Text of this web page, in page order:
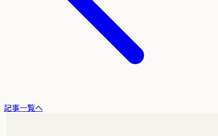
記事一覧へ